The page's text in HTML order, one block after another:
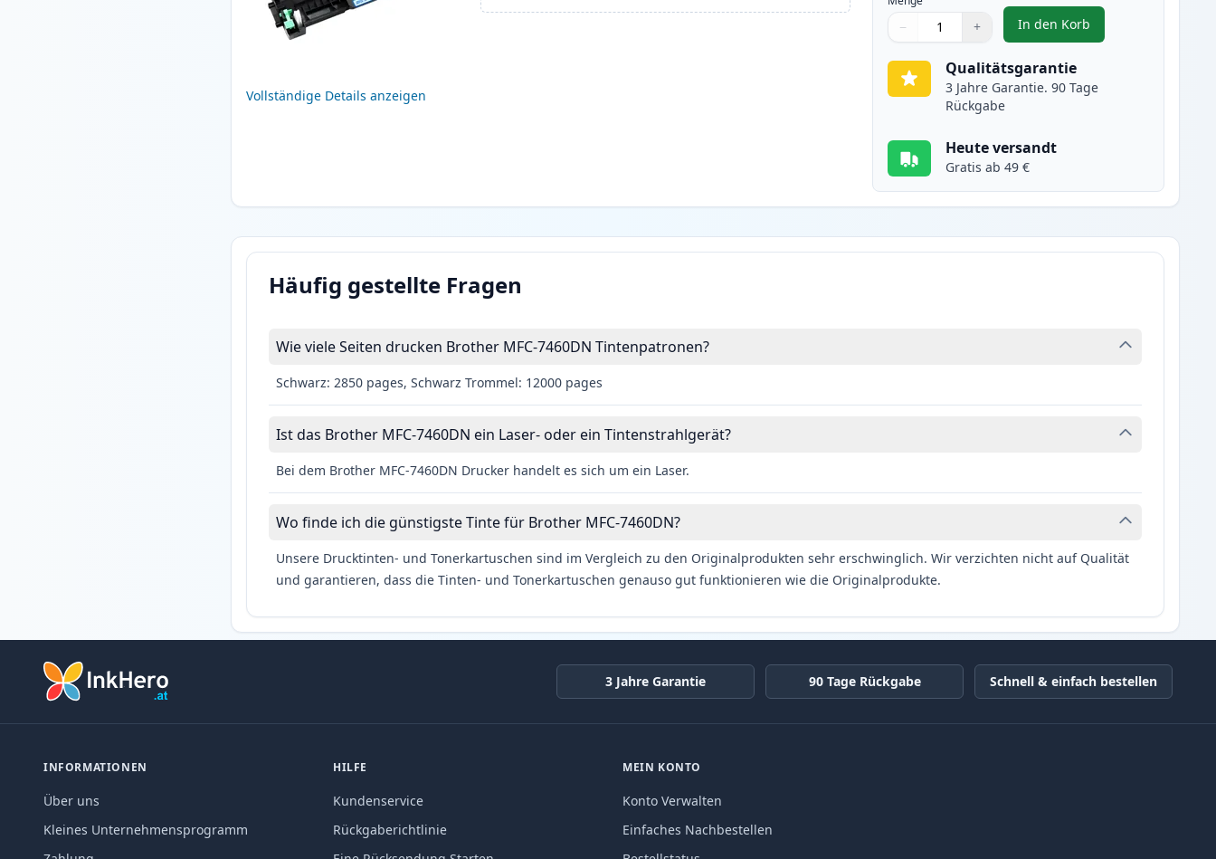
Vollständige Details anzeigen
Menge
Verwenden Sie die Tasten, um anzupassen
− +
Menge 1
In den Korb
, Brother DR2200 trommel
Qualitätsgarantie
3 Jahre Garantie. 90 Tage
Rückgabe
Heute versandt
Gratis ab 49 €
Häufig gestellte Fragen
Wie viele Seiten drucken Brother MFC-7460DN Tintenpatronen?
Schwarz: 2850 pages, Schwarz Trommel: 12000 pages
Ist das Brother MFC-7460DN ein Laser- oder ein Tintenstrahlgerät?
Bei dem Brother MFC-7460DN Drucker handelt es sich um ein Laser.
Wo finde ich die günstigste Tinte für Brother MFC-7460DN?
Unsere Drucktinten- und Tonerkartuschen sind im Vergleich zu den Originalprodukten sehr erschwinglich. Wir verzichten nicht auf Qualität
und garantieren, dass die Tinten- und Tonerkartuschen genauso gut funktionieren wie die Originalprodukte.
3 Jahre Garantie 90 Tage Rückgabe Schnell & einfach bestellen
INFORMATIONEN
Über uns
Kleines Unternehmensprogramm
HILFE
Kundenservice
Rückgaberichtlinie
MEIN KONTO
Konto Verwalten
Einfaches Nachbestellen